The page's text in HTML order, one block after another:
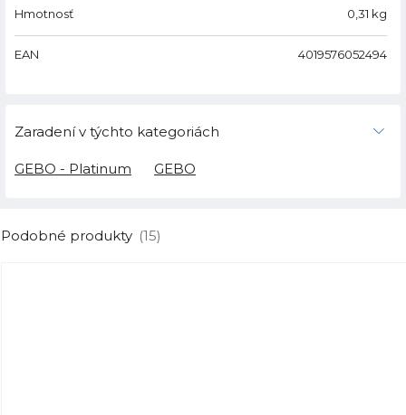
Hmotnosť 0,31 kg
EAN 4019576052494
Zaradení v týchto kategoriách
GEBO - Platinum GEBO
Podobné produkty (15)